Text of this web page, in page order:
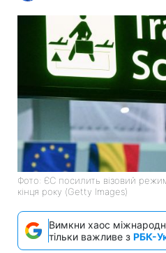
Фото: ЄС посилить візовий
кінця року (Getty Images)
Вимкни хаос
тільки важливе з РБК-